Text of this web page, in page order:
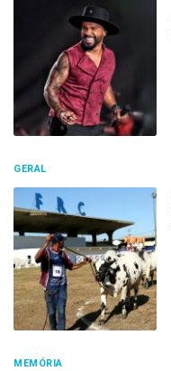
GERAL
MEMÓRIA